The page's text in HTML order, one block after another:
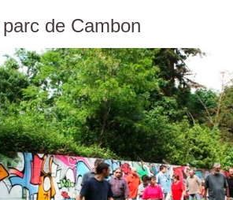
parc de Cambon